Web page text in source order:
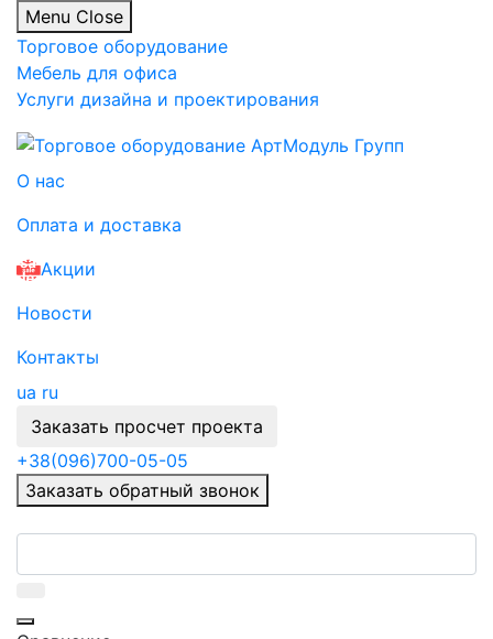
Menu Close
Торговое оборудование
Мебель для офиса
Услуги дизайна и проектирования
О нас
Оплата и доставка
Акции
Новости
Контакты
ua ru
Заказать просчет проекта
+38(096)700-05-05
Заказать обратный звонок